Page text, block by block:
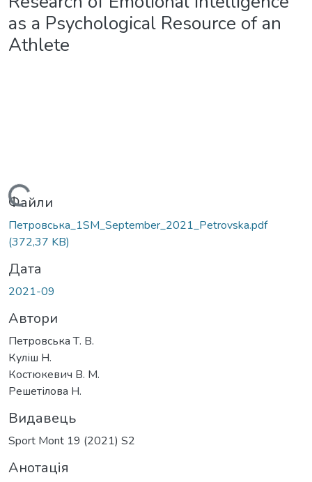
as a Psychological Resource of an
Athlete
Вантажиться...
Файли
Петровська_1SM_September_2021_Petrovska.pdf
(372,37 KB)
Дата
2021-09
Автори
Петровська Т. В.
Куліш Н.
Костюкевич В. М.
Решетілова Н.
Видавець
Sport Mont 19 (2021) S2
Анотація